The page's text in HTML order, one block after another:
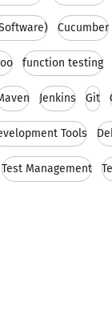
Cucumber
function testing
Jenkins Git
Tools
Test Management